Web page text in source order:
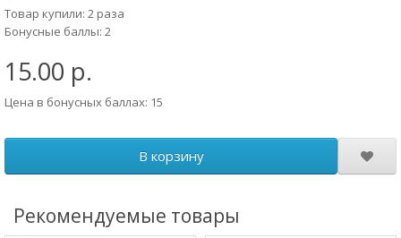
Товар купили: 2 раза
Бонусные баллы: 2
15.00 р.
Цена в бонусных баллах: 15
В корзину
Рекомендуемые товары